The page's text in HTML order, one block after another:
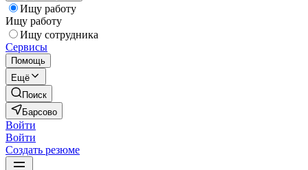
Ищу работу
Ищу работу
Ищу сотрудника
Сервисы
Помощь
Ещё
Поиск
Барсово
Войти
Войти
Создать резюме